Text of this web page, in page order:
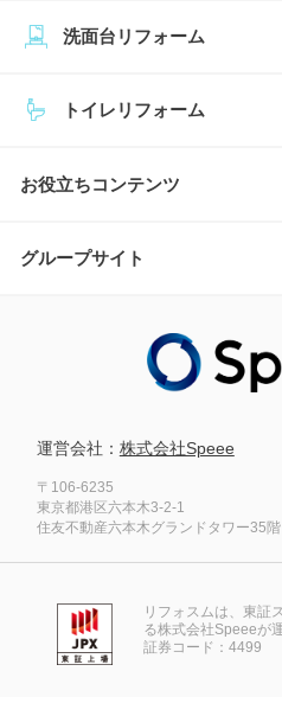
トイレリフォーム
洗面台リフォーム
お役立ちコンテンツ
グループサイト
運営会社： 株式会社Speee
〒106-6235
東京都港区六本木3-2-1
住友不動産六本木グランドタワー35階
リフォスムは、東証
る株式会社Speeeが
証券コード：4499